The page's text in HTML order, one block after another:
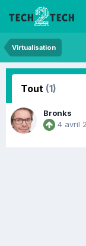
Virtualisation
Tout (1)
Bronks
4 avril